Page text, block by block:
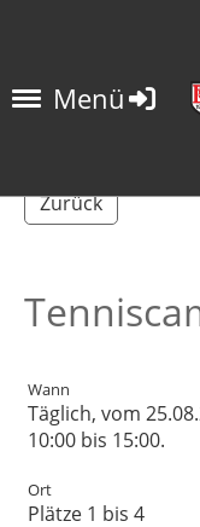
Menü
Zurück
Wann
Täglich, vom
10:00 bis 15:00.
Ort
Plätze 1 bis 4